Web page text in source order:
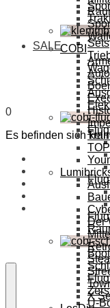
Sets
U-
COBI
Der
X
SALE
0
Es befinden sich